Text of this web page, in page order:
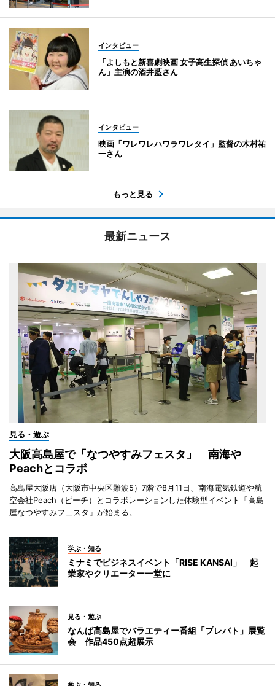
インタビュー
「よしもと新喜劇映画 女子高生探偵 あいちゃ
ん」主演の酒井藍さん
インタビュー
映画「ワレワレハワラワレタイ」監督の木村祐
一さん
もっと見る
最新ニュース
見る・遊ぶ
大阪高島屋で「なつやすみフェスタ」 南海や
Peachとコラボ
高島屋大阪店（大阪市中央区難波5）7階で8月11日、南海電気鉄道や航
空会社Peach（ピーチ）とコラボレーションした体験型イベント「高島
屋なつやすみフェスタ」が始まる。
学ぶ・知る
ミナミでビジネスイベント「RISE KANSAI」 起
業家やクリエーター一堂に
見る・遊ぶ
なんば高島屋でバラエティー番組「プレバト」展覧
会 作品450点超展示